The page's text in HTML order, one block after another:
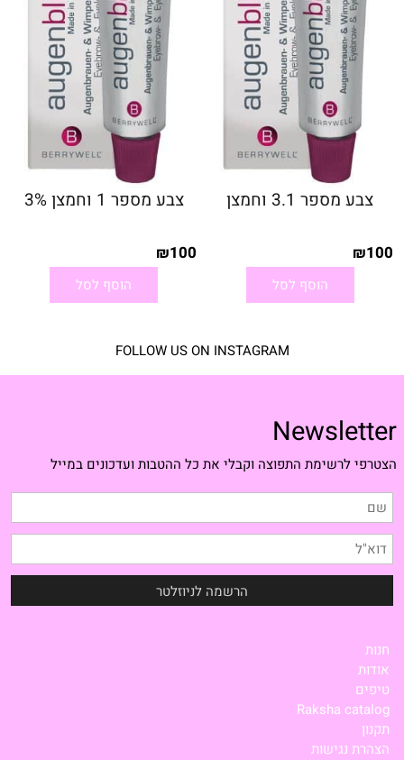
צבע מספר 3.1 וחמצן
₪100
הוסף לסל
צבע מספר 1 וחמצן 3%
₪100
הוסף לסל
FOLLOW US ON INSTAGRAM
Newsletter
הצטרפי לרשימת התפוצה וקבלי את כל ההטבות ועדכונים במייל
חנות
אודות
טיפים
Raksha catalog
תקנון
הצהרת נגישות